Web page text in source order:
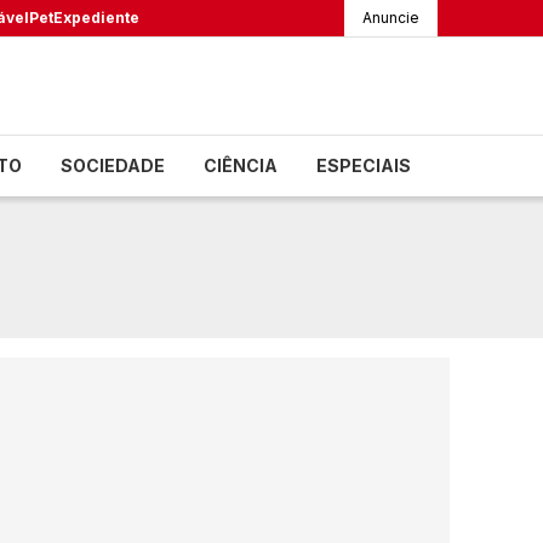
PetExpediente Anuncie
SOCIEDADE CIÊNCIA ESPECIAIS